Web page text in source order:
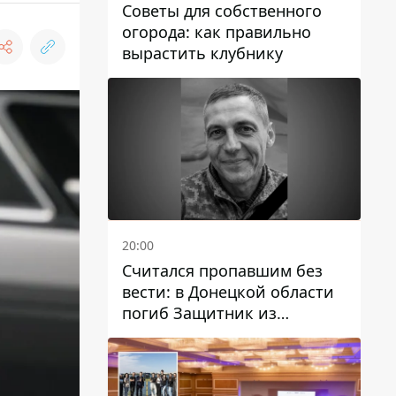
Советы для собственного
огорода: как правильно
вырастить клубнику
20:00
Считался пропавшим без
вести: в Донецкой области
погиб Защитник из
Каменского Антон
Красовский